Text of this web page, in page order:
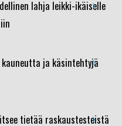
lahja leikki-ikäiselle
›
ja käsintehtyjä
›
tietää raskaustesteistä
›